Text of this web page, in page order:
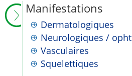
Manifestations
Dermatologiques
Neurologiques /
Vasculaires
Squelettiques